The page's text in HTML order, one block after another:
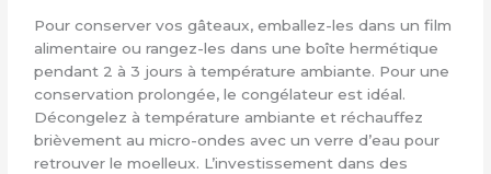
Pour conserver vos gâteaux, emballez-les dans un film
alimentaire ou rangez-les dans une boîte hermétique
pendant 2 à 3 jours à température ambiante. Pour une
conservation prolongée, le congélateur est idéal.
Décongelez à température ambiante et réchauffez
brièvement au micro-ondes avec un verre d’eau pour
retrouver le moelleux. L’investissement dans des